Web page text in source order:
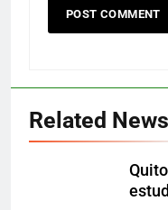
Related News